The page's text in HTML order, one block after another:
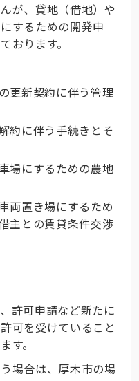
が、貸地（借地）や
するための開発申
おります。
更新契約に伴う管理
約に伴う手続きとそ
場にするための農地
両置き場にするため
主との賃貸条件交渉
許可申請など新たに
可を受けていること
す。
場合は、厚木市の場